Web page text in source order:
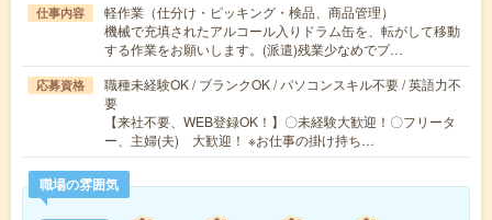
仕事内容
軽作業（仕分け・ピッキング・検品、商品管理）
機械で充填されたアルコール入りドラム缶を、転がして移動
する作業をお願いします。(派遣)残業少なめでプ…
応募資格
職種未経験OK / ブランクOK / パソコンスキル不要 / 英語力不
要
【来社不要、WEB登録OK！】〇未経験大歓迎！〇フリータ
ー、主婦(夫) 大歓迎！ ※お仕事の掛け持ち…
職場の雰囲気